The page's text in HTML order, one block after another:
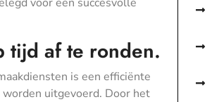
tijd af te ronden.
is een efficiënte
uitgevoerd. Door het